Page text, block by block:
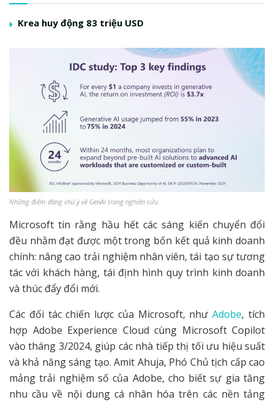
Krea huy động 83 triệu USD
Những điểm đáng chú ý về GenAI trong nghiên cứu.
Microsoft tin rằng hầu hết các sáng kiến chuyển đổi
đều nhằm đạt được một trong bốn kết quả kinh doanh
chính: nâng cao trải nghiệm nhân viên, tái tạo sự tương
tác với khách hàng, tái định hình quy trình kinh doanh
và thúc đẩy đổi mới.
Các đối tác chiến lược của Microsoft, nhưAdobe, tích
hợp Adobe Experience Cloud cùng Microsoft Copilot
vào tháng 3/2024, giúp các nhà tiếp thị tối ưu hiệu suất
và khả năng sáng tạo. Amit Ahuja, Phó Chủ tịch cấp cao
mảng trải nghiệm số của Adobe, cho biết sự gia tăng
nhu cầu về nội dung cá nhân hóa trên các nền tảng